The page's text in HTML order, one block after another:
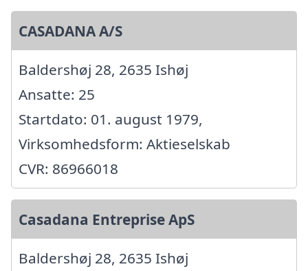
CASADANA A/S
Baldershøj 28, 2635 Ishøj
Ansatte: 25
Startdato: 01. august 1979,
Virksomhedsform: Aktieselskab
CVR: 86966018
Casadana Entreprise ApS
Baldershøj 28, 2635 Ishøj